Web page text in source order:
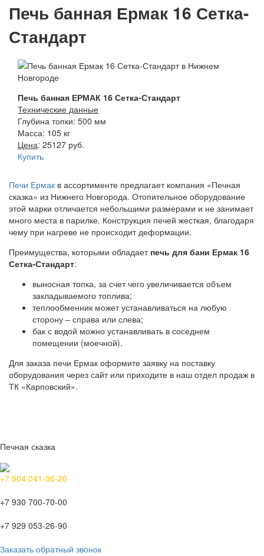
Печь банная Ермак 16 Сетка-
Стандарт
Печь банная ЕРМАК 16 Сетка-Стандарт
Технические данные
Глубина топки: 500 мм
Масса: 105 кг
Цена: 25127 руб.
Купить
Печи Ермак в ассортименте предлагает компания «Печная
сказка» из Нижнего Новгорода. Отопительное оборудование
этой марки отличается небольшими размерами и не занимает
много места в парилке. Конструкция печей жесткая, благодаря
чему при нагреве не происходит деформации.
Преимущества, которыми обладает печь для бани Ермак 16
Сетка-Стандарт:
выносная топка, за счет чего увеличивается объем
закладываемого топлива;
теплообменник может устанавливаться на любую
сторону – справа или слева;
бак с водой можно устанавливать в соседнем
помещении (моечной).
Для заказа печи Ермак оформите заявку на поставку
оборудования через сайт или приходите в наш отдел продаж в
ТК «Карповский».
Печная сказка
+7 904 041-96-26
+7 930 700-70-00
+7 929 053-26-90
Заказать обратный звонок